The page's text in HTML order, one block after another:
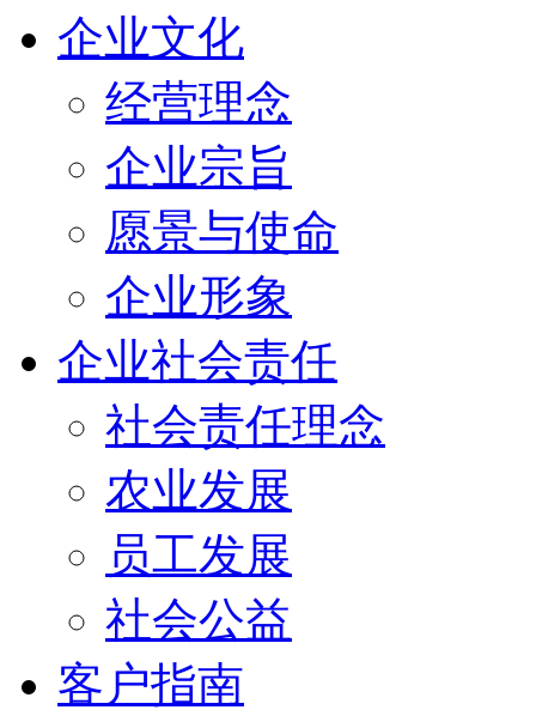
企业文化
经营理念
企业宗旨
愿景与使命
企业形象
企业社会责任
社会责任理念
农业发展
员工发展
社会公益
客户指南